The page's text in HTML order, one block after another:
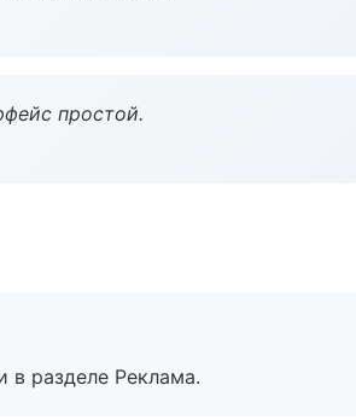
простой.
разделе Реклама.